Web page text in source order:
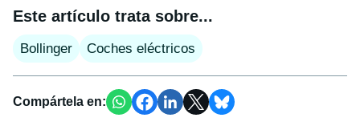
Este artículo trata sobre...
Bollinger Coches eléctricos
Compártela en: